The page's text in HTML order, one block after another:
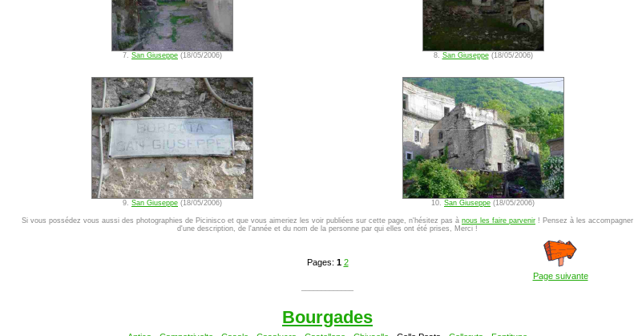
7. San Giuseppe (18/05/2006) 8. San Giuseppe(18/05/2006)
9. San Giuseppe (18/05/2006) 10. San Giuseppe (18/05/2006)
Si vous possédez vous aussi des photographies de Picinisco et que vous aimeriez les voir publiées sur cette page, n'hésitez pas à nous les faire parvenir ! Pensez à les accompagner
d'une description, de l'année et du nom de la personne par qui elles ont été prises, Merci !
Pages: 1 2
Page suivante
Bourgades